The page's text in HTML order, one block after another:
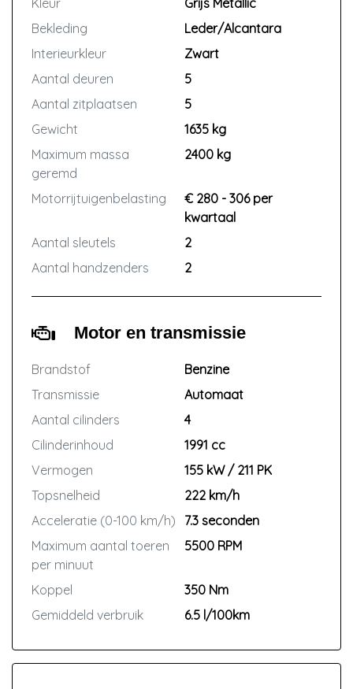
Kleur
Grijs Metallic
Bekleding
Leder/Alcantara
Interieurkleur
Zwart
Aantal deuren
5
Aantal zitplaatsen
5
Gewicht
1635 kg
Maximum massa
geremd
2400 kg
Motorrijtuigenbelasting
€ 280 - 306 per
kwartaal
Aantal sleutels
2
Aantal handzenders
2
Motor en transmissie
Brandstof
Benzine
Transmissie
Automaat
Aantal cilinders
4
Cilinderinhoud
1991 cc
Vermogen
155 kW / 211 PK
Topsnelheid
222 km/h
Acceleratie (0-100 km/h)
7.3 seconden
Maximum aantal toeren
per minuut
5500 RPM
Koppel
350 Nm
Gemiddeld verbruik
6.5 l/100km